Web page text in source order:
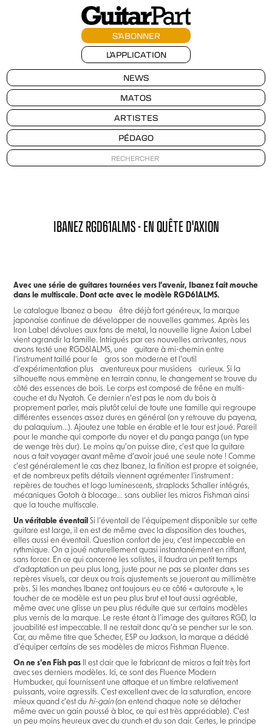
S'ABONNER
L'APPLICATION
NEWS
MATOS
ARTISTES
PÉDAGO
IBANEZ RGD61ALMS - EN QUÊTE D'AXION
Avec une série de guitares tournées vers l’avenir, Ibanez fait mouche
dans le multiscale. Dont acte avec le modèle RGD61ALMS.
Le catalogue Ibanez a beau être déjà fort généreux, la marque
japonaise continue de développer de nouvelles gammes. Après les
Iron Label dévolues aux fans de metal, la nouvelle ligne Axion Label
vient agrandir la famille. Intrigués par ces nouvelles arrivantes, nous
avons testé une RGD61ALMS, une guitare à mi-chemin entre
l’instrument taillé pour le gros son moderne et l’outil
d’expérimentation plus aventureux pour musiciens curieux. Si la
silhouette nous emmène en terrain connu, le changement se trouve du
côté des essences de bois. Le corps est composé de frêne en multi-
couche et du Nyatoh. Ce dernier n’est pas le nom du bois à
proprement parler, mais plutôt celui de toute une famille qui regroupe
différentes essences assez dures en général (on y retrouve du payena,
du palaquium...). Ajoutez une table en érable et le tour est joué. Pareil
pour le manche qui comporte du noyer et du panga panga (un type
de wenge très dur). Le moins qu’on puisse dire, c’est que la guitare
nous a fait voyager avant même d’avoir joué une seule note ! Comme
c’est généralement le cas chez Ibanez, la finition est propre et soignée,
et de nombreux petits détails viennent agrémenter l’instrument :
repères de touches et logo luminescents, straplocks Schaller intégrés,
mécaniques Gotoh à blocage... sans oublier les micros Fishman ainsi
que la touche multiscale.
Un véritable éventail Si l’éventail de l’équipement disponible sur cette
guitare est large, il en est de même avec la disposition des touches,
elles aussi en éventail. Question confort de jeu, c’est impeccable en
rythmique. On a joué naturellement quasi instantanément en riffant,
sans forcer. En ce qui concerne les solistes, il faudra un petit temps
d’adaptation un peu plus long, juste pour ne pas se planter dans ses
repères visuels, car deux ou trois ajustements se joueront au millimètre
près. Si les manches Ibanez ont toujours eu ce côté « autoroute », le
toucher de ce modèle est un peu plus brut et tout aussi agréable,
même avec une glisse un peu plus réduite que sur certains modèles
plus vernis de la marque. Le reste étant à l’image des guitares RGD, la
jouabilité est impeccable. Il ne restait donc qu’à se pencher sur le son.
Car, au même titre que Schecter, ESP ou Jackson, la marque a décidé
d’équiper certains de ses modèles de micros Fishman Fluence.
On ne s’en Fish pas Il est clair que le fabricant de micros a fait très fort
avec ses derniers modèles. Ici, ce sont des Fluence Modern
Humbucker, qui fournissent une attaque et un timbre relativement
puissants, voire agressifs. C’est excellent avec de la saturation, encore
mieux quand c’est du hi-gain (on entend chaque note se détacher
même avec un gain poussé à bloc, ce qui est très appréciable). C’est
un peu moins heureux avec du crunch et du son clair. Certes, le principe